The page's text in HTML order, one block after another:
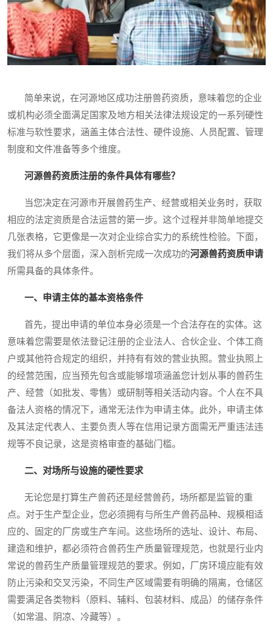
简单来说，在河源地区成功注册兽药资质，意味着您的企业
或机构必须全面满足国家及地方相关法律法规设定的一系列硬性
标准与软性要求，涵盖主体合法性、硬件设施、人员配置、管理
制度和文件准备等多个维度。
河源兽药资质注册的条件具体有哪些？
当您决定在河源市开展兽药生产、经营或相关业务时，获取
相应的法定资质是合法运营的第一步。这个过程并非简单地提交
几张表格，它更像是一次对企业综合实力的系统性检验。下面，
我们将从多个层面，深入剖析完成一次成功的河源兽药资质申请
所需具备的具体条件。
一、申请主体的基本资格条件
首先，提出申请的单位本身必须是一个合法存在的实体。这
意味着您需要是依法登记注册的企业法人、合伙企业、个体工商
户或其他符合规定的组织，并持有有效的营业执照。营业执照上
的经营范围，应当预先包含或能够增项涵盖您计划从事的兽药生
产、经营（如批发、零售）或研制等相关活动内容。个人在不具
备法人资格的情况下，通常无法作为申请主体。此外，申请主体
及其法定代表人、主要负责人等在信用记录方面需无严重违法违
规等不良记录，这是资格审查的基础门槛。
二、对场所与设施的硬性要求
无论您是打算生产兽药还是经营兽药，场所都是监管的重
点。对于生产型企业，您必须拥有与所生产兽药品种、规模相适
应的、固定的厂房或生产车间。这些场所的选址、设计、布局、
建造和维护，都必须符合兽药生产质量管理规范，也就是行业内
常说的兽药生产质量管理规范的要求。例如，厂房环境应能有效
防止污染和交叉污染，不同生产区域需要有明确的隔离，仓储区
需要满足各类物料（原料、辅料、包装材料、成品）的储存条件
（如常温、阴凉、冷藏等）。